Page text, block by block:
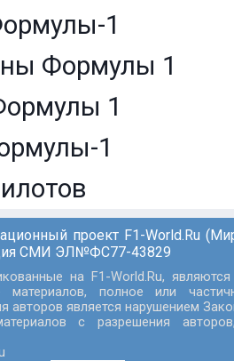
1
Формулы 1
1
1
проект F1-World.Ru
СМИ ЭЛ№ФС77-43829
на F1-World.Ru,
материалов, полное или
авторов является нарушением
с разрешения